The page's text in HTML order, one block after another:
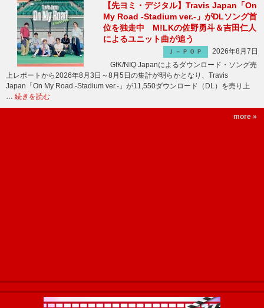
【先ヨミ・デジタル】Travis Japan「On
My Road -Stadium ver.-」がDLソング首
位を独走中 M!LKの佐野勇斗＆吉田仁人
によるユニット曲が追う
Ｊ－ＰＯＰ
2026年8月7日
GfK/NIQ Japanによるダウンロード・ソング売
上レポートから2026年8月3日～8月5日の集計が明らかとなり、Travis
Japan「On My Road -Stadium ver.-」が11,550ダウンロード（DL）を売り上
… 続きを読む
more »